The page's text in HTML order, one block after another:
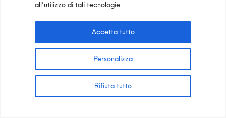
all'utilizzo di tali tecnologie.
Personalizza
Rifiuta tutto
Accetta tutto
Easy
Bobby / Jango / Show / Shop
Vai alla Gamma